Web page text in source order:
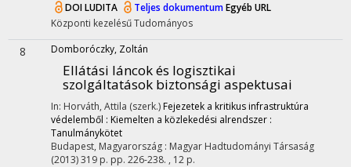
DOILUDITA Teljes dokumentumEgyéb URL
Központi kezelésűTudományos
8 Domboróczky, Zoltán
Ellátási láncok és logisztikai
szolgáltatások biztonsági aspektusai
In: Horváth, Attila (szerk.) Fejezetek a kritikus infrastruktúra
védelemből : Kiemelten a közlekedési alrendszer :
Tanulmánykötet
Budapest, Magyarország : Magyar Hadtudományi Társaság
(2013)319 p. pp. 226-238. , 12 p.